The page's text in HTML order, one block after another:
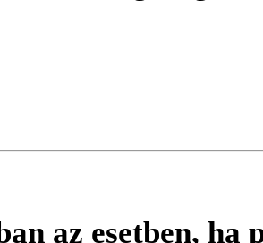
az esetben,